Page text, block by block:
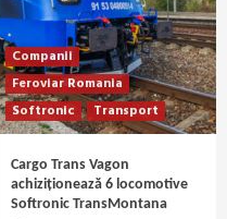
Companii
Feroviar Romania
Softronic
Transport
Cargo Trans Vagon
achiziționează 6 locomotive
Softronic TransMontana